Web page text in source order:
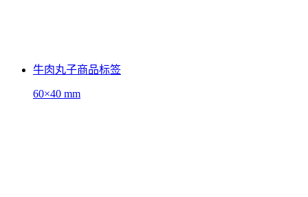
牛肉丸子商品标签
60×40 mm